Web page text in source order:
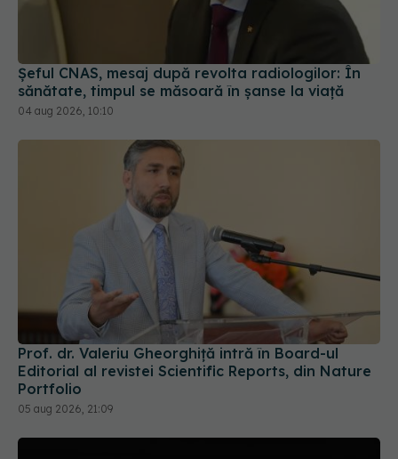
Șeful CNAS, mesaj după revolta radiologilor: În
sănătate, timpul se măsoară în șanse la viață
04 aug 2026, 10:10
Prof. dr. Valeriu Gheorghiță intră în Board-ul
Editorial al revistei Scientific Reports, din Nature
Portfolio
05 aug 2026, 21:09